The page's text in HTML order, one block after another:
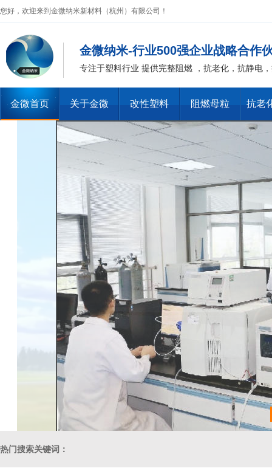
您好，欢迎来到金微纳米新材料（杭州）有限公司！
金微纳米-行业500强企业战略合作
专注于塑料行业 提供完整阻燃 ，抗老化，抗静电
金微首页 关于金微 改性塑料 阻燃母粒 抗老
热门搜索关键词：
金微纳米荣获“国家高新技术企
浙江省创新型企业稳定